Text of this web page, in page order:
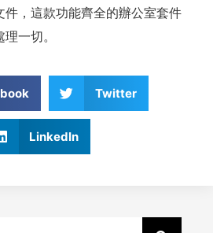
件，這款功能齊全的辦公室套件
一切。
Twitter
LinkedIn